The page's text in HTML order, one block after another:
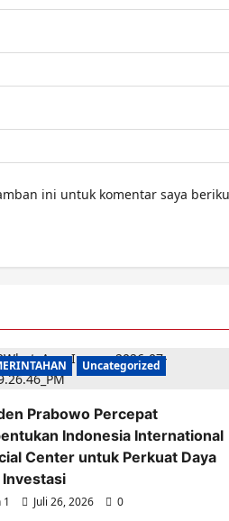
ini untuk komentar saya
Uncategorized
Prabowo Percepat
Indonesia International
Center untuk Perkuat Daya
Investasi
Juli 26, 2026 0